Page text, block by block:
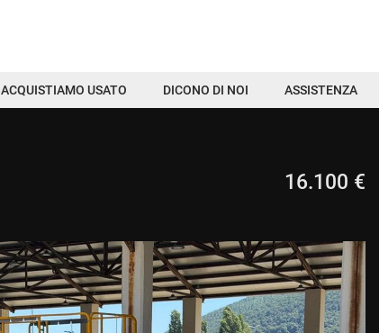
ACQUISTIAMO USATO DICONO DI NOI ASSISTENZA
16.100 €